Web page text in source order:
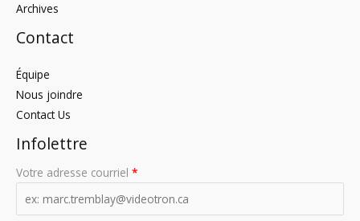
Archives
Contact
Équipe
Nous joindre
Contact Us
Infolettre
Votre adresse courriel *